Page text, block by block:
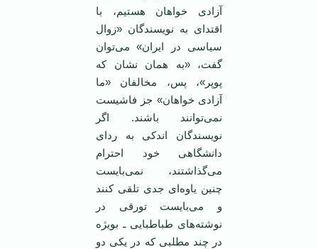
آزادی خواهان هستیم، با
اقتدای به نویسندگان «زوال
سیاسی در ایران» می‌توان
گفت، «به‌‌ همان نشان که
پوپر»، پس، مخالفان «ما
آزادی خواهان» جز فاشیست
نمی‌توانند باشند. اگر
نویسندگان اندکی به ردای
دانشگاهی خود احترام
می‌گذاشتند، نمی‌بایست
چنین یاوه‌ای جدی تلقی کنند
و می‌بایست تورقی در
نوشته‌های طباطبایی ـ بویژه
در چند مطلبی که در یکی دو